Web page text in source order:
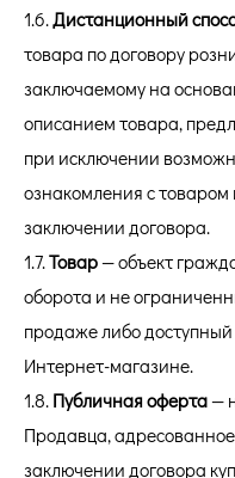
1.6.Дистанционный
товара по договору
заключаемому на
описанием товара,
при исключении
ознакомления с товаром
заключении договора.
1.7.Товар— объект
оборота и не
продаже либо
Интернет-магазине.
1.8. Публичная оферта—
Продавца,
заключении договора